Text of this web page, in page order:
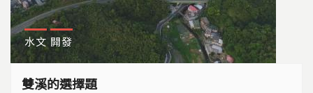
水文 開發
雙溪的選擇題